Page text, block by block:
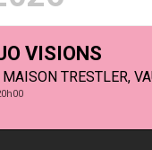
VISIONS
TRESTLER,